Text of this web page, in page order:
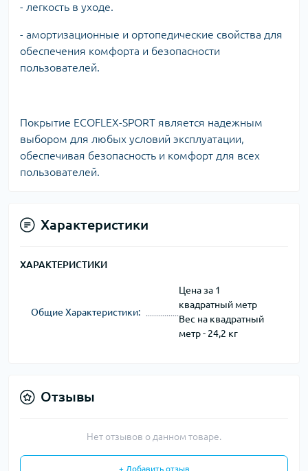
- легкость в уходе.
- амортизационные и ортопедические свойства для
обеспечения комфорта и безопасности
пользователей.
Покрытие ECOFLEX-SPORT является надежным
выбором для любых условий эксплуатации,
обеспечивая безопасность и комфорт для всех
пользователей.
Характеристики
ХАРАКТЕРИСТИКИ
Общие Характеристики:
Цена за 1
квадратный метр
Вес на квадратный
метр - 24,2 кг
Отзывы
Нет отзывов о данном товаре.
+ Добавить отзыв